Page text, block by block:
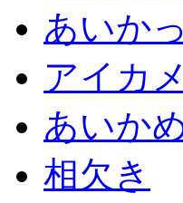
あいか
アイカ
あいか
相欠き